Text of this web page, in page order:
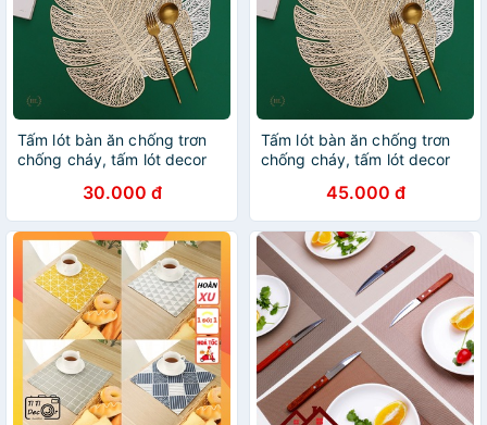
Tấm lót bàn ăn chống trơn
chống cháy, tấm lót decor
30.000 đ
Tấm lót bàn ăn chống trơn
chống cháy, tấm lót decor
45.000 đ